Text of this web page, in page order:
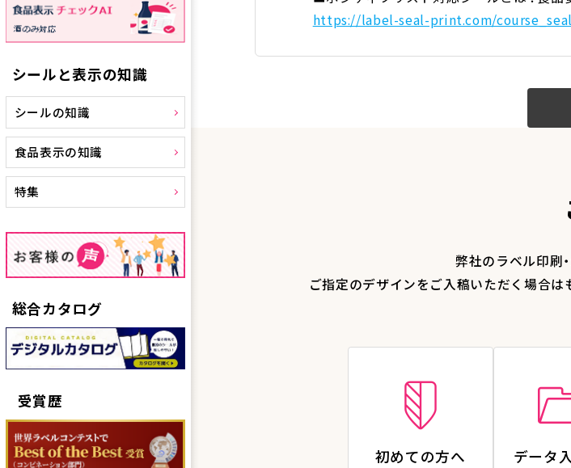
シールと表示の知識
シールの知識
食品表示の知識
特集
総合カタログ
受賞歴
https://label-seal-print.com/
弊社のラベル印刷
ご指定のデザインをご入稿いただく場合は
初めての方へ データ